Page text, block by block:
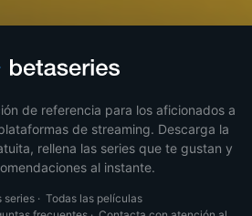
de referencia para los aficionados a
de streaming. Descarga la
rellena las series que te gustan y
al instante.
series· Todas las películas